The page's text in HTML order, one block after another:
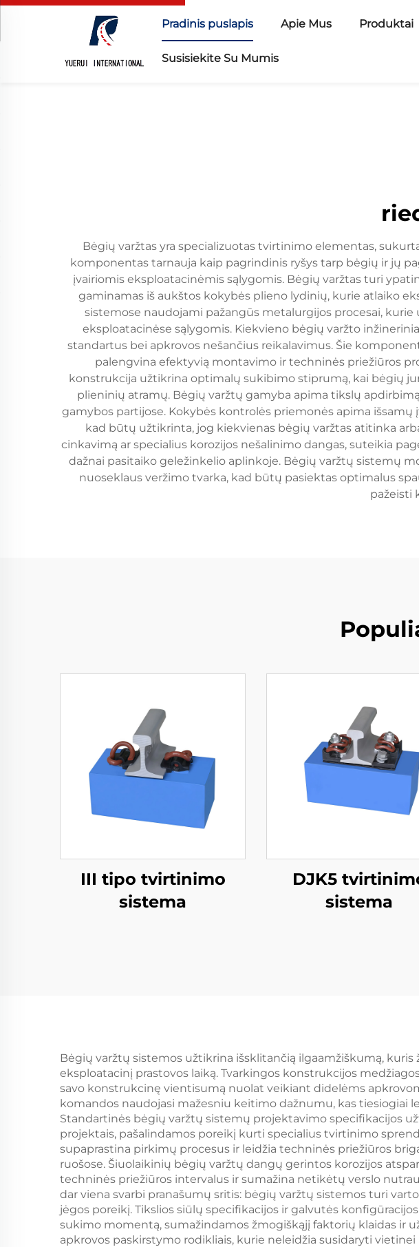
Pradinis puslapis Apie Mus Produktai
Susisiekite Su Mumis
Bėgių varžtas yra specializuotas tvirtinimo elementas,
komponentas tarnauja kaip pagrindinis ryšys tarp bėgių ir jų
įvairiomis eksploatacinėmis sąlygomis. Bėgių varžtas turi
gaminamas iš aukštos kokybės plieno lydinių, kurie atlaiko
sistemose naudojami pažangūs metalurgijos procesai,
eksploatacinėse sąlygomis. Kiekvieno bėgių varžto
standartus bei apkrovos nešančius reikalavimus. Šie
palengvina efektyvią montavimo ir techninės priežiūros
konstrukcija užtikrina optimalų sukibimo stiprumą, kai bėgių
plieninių atramų. Bėgių varžtų gamyba apima tikslų
gamybos partijose. Kokybės kontrolės priemonės apima
kad būtų užtikrinta, jog kiekvienas bėgių varžtas atitinka
cinkavimą ar specialius korozijos nešalinimo dangas, suteikia
dažnai pasitaiko geležinkelio aplinkoje. Bėgių varžtų sistemų
nuoseklaus veržimo tvarka, kad būtų pasiektas optimalus
pažeisti
III tipo tvirtinimo
sistema
DJK5
sistema
Bėgių varžtų sistemos užtikrina išsklitančią ilgaamžiškumą,
eksploatacinį prastovos laiką. Tvarkingos konstrukcijos
savo konstrukcinę vientisumą nuolat veikiant didelėms
komandos naudojasi mažesniu keitimo dažnumu, kas tiesiogiai
Standartinės bėgių varžtų sistemų projektavimo specifikacijos
projektais, pašalindamos poreikį kurti specialius tvirtinimo
supaprastina pirkimų procesus ir leidžia techninės priežiūros
ruošose. Šiuolaikinių bėgių varžtų dangų gerintos korozijos
techninės priežiūros intervalus ir sumažina netikėtų verslo
dar viena svarbi pranašumų sritis: bėgių varžtų sistemos turi
jėgos poreikį. Tikslios siūlų specifikacijos ir galvutės
sukimo momentą, sumažindamos žmogiškąjį faktorių klaidas ir
apkrovos paskirstymo rodikliais, kurie neleidžia susidaryti